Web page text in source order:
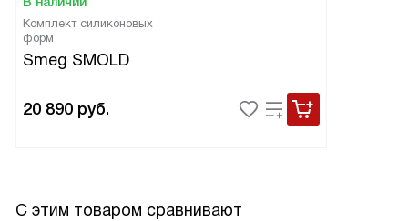
Комплект силиконовых
форм
Smeg SMOLD
20 890 руб.
С этим товаром сравнивают